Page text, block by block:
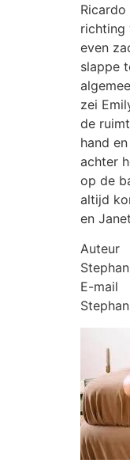
richting
even
slappe
zei
de
hand
achter
op de
altijd
en
Auteur
E-mail